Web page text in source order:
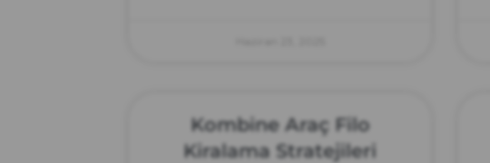
Kombine Araç Filo
Kiralama Stratejileri